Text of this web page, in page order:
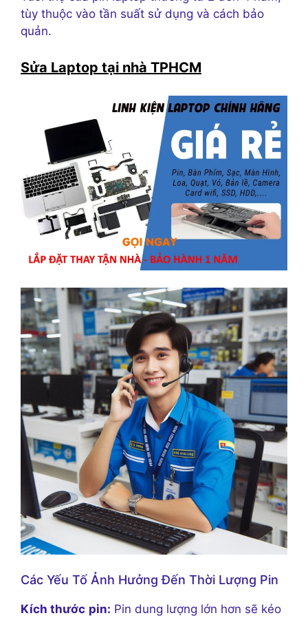
tùy thuộc vào tần suất sử dụng và cách bảo
quản.
Sửa Laptop tại nhà TPHCM
Các Yếu Tố Ảnh Hưởng Đến Thời Lượng Pin
Kích thước pin: Pin dung lượng lớn hơn sẽ kéo